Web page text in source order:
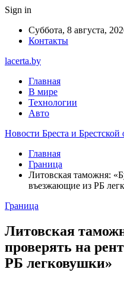
Sign in
Суббота, 8 августа,
Контакты
lacerta.by
Главная
В мире
Технологии
Авто
Новости Бреста и Брестской
Главная
Граница
Литовская таможня:
въезжающие из РБ
Граница
Литовская
проверять на
РБ легковушки»